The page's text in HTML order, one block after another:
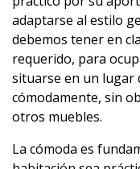
adaptarse al estilo
debemos tener en
requerido, para
situarse en un lugar
cómodamente, sin
otros muebles.
La cómoda es